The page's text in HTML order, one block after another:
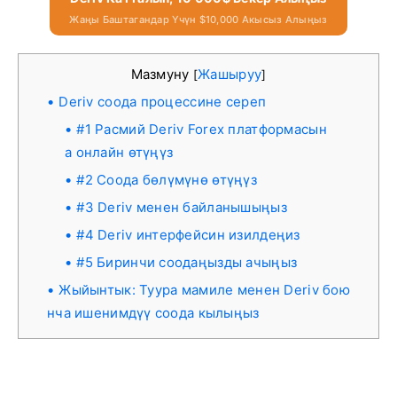
Жаңы Баштагандар Үчүн $10,000 Акысыз Алыңыз
Мазмуну [Жашыруу]
Deriv соода процессине сереп
#1 Расмий Deriv Forex платформасын
а онлайн өтүңүз
#2 Соода бөлүмүнө өтүңүз
#3 Deriv менен байланышыңыз
#4 Deriv интерфейсин изилдеңиз
#5 Биринчи соодаңызды ачыңыз
Жыйынтык: Туура мамиле менен Deriv бою
нча ишенимдүү соода кылыңыз